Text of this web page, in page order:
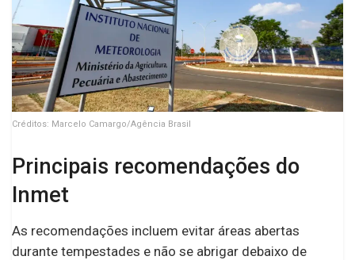
Créditos: Marcelo Camargo/Agência Brasil
Principais recomendações do
Inmet
As recomendações incluem evitar áreas abertas
durante tempestades e não se abrigar debaixo de